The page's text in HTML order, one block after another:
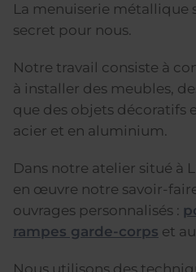
La menuiserie métallique
secret pour nous.
Notre travail consiste à
à installer des meubles,
que des objets décoratifs
acier et en aluminium.
Dans notre atelier situé à
en œuvre notre savoir-
ouvrages personnalisés :
rampes garde-corps et